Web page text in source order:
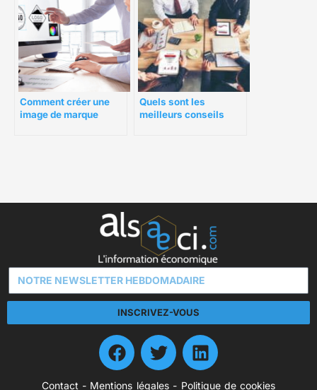
Comment créer une
image de marque
Quels sont les
meilleurs conseils
INSCRIVEZ-VOUS
Contact - Mentions légales- Politique de cookies